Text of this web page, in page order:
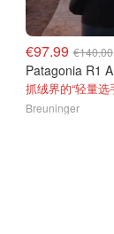
€97.99 €140.00
抓绒界的“轻量选
Breuninger